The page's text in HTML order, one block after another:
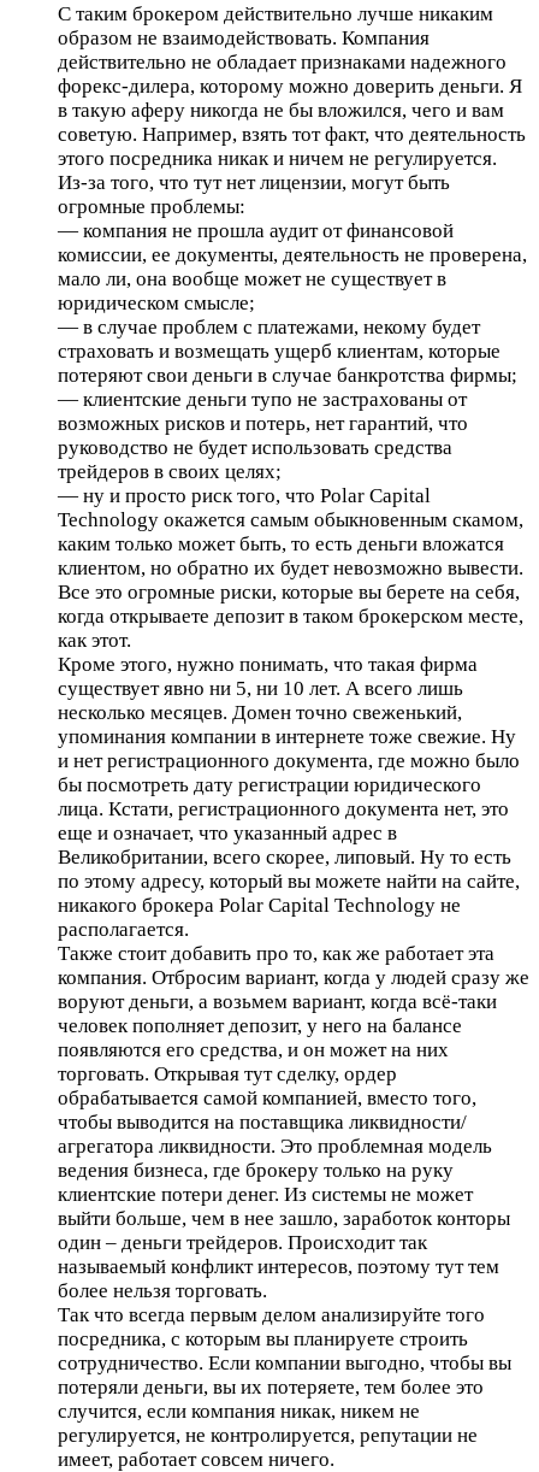
С таким брокером действительно лучше никаким
образом не взаимодействовать. Компания
действительно не обладает признаками надежного
форекс-дилера, которому можно доверить деньги. Я
в такую аферу никогда не бы вложился, чего и вам
советую. Например, взять тот факт, что деятельность
этого посредника никак и ничем не регулируется.
Из-за того, что тут нет лицензии, могут быть
огромные проблемы:
— компания не прошла аудит от финансовой
комиссии, ее документы, деятельность не проверена,
мало ли, она вообще может не существует в
юридическом смысле;
— в случае проблем с платежами, некому будет
страховать и возмещать ущерб клиентам, которые
потеряют свои деньги в случае банкротства фирмы;
— клиентские деньги тупо не застрахованы от
возможных рисков и потерь, нет гарантий, что
руководство не будет использовать средства
трейдеров в своих целях;
— ну и просто риск того, что Polar Capital
Technology окажется самым обыкновенным скамом,
каким только может быть, то есть деньги вложатся
клиентом, но обратно их будет невозможно вывести.
Все это огромные риски, которые вы берете на себя,
когда открываете депозит в таком брокерском месте,
как этот.
Кроме этого, нужно понимать, что такая фирма
существует явно ни 5, ни 10 лет. А всего лишь
несколько месяцев. Домен точно свеженький,
упоминания компании в интернете тоже свежие. Ну
и нет регистрационного документа, где можно было
бы посмотреть дату регистрации юридического
лица. Кстати, регистрационного документа нет, это
еще и означает, что указанный адрес в
Великобритании, всего скорее, липовый. Ну то есть
по этому адресу, который вы можете найти на сайте,
никакого брокера Polar Capital Technology не
располагается.
Также стоит добавить про то, как же работает эта
компания. Отбросим вариант, когда у людей сразу же
воруют деньги, а возьмем вариант, когда всё-таки
человек пополняет депозит, у него на балансе
появляются его средства, и он может на них
торговать. Открывая тут сделку, ордер
обрабатывается самой компанией, вместо того,
чтобы выводится на поставщика ликвидности/
агрегатора ликвидности. Это проблемная модель
ведения бизнеса, где брокеру только на руку
клиентские потери денег. Из системы не может
выйти больше, чем в нее зашло, заработок конторы
один – деньги трейдеров. Происходит так
называемый конфликт интересов, поэтому тут тем
более нельзя торговать.
Так что всегда первым делом анализируйте того
посредника, с которым вы планируете строить
сотрудничество. Если компании выгодно, чтобы вы
потеряли деньги, вы их потеряете, тем более это
случится, если компания никак, никем не
регулируется, не контролируется, репутации не
имеет, работает совсем ничего.